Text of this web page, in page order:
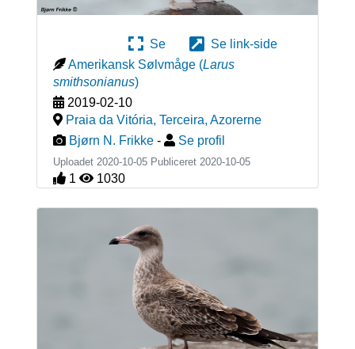
Se
Se link-side
Amerikansk Sølvmåge (Larus
smithsonianus)
2019-02-10
Praia da Vitória, Terceira, Azorerne
Bjørn N. Frikke - Se profil
Uploadet 2020-10-05 Publiceret 2020-10-05
1 1030